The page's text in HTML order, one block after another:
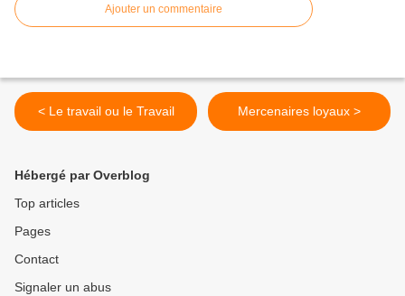
Ajouter un commentaire
< Le travail ou le Travail Mercenaires loyaux >
Hébergé par Overblog
Top articles
Pages
Contact
Signaler un abus